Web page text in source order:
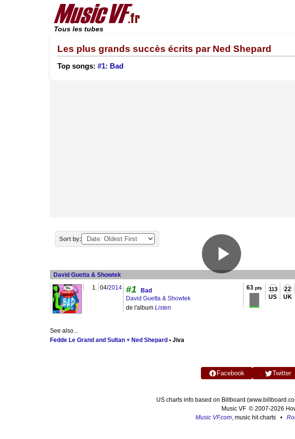
Tous les tubes
Les plus grands succès écrits par Ned Shepard
Top songs: #1: Bad
Sort by:
David Guetta & Showtek
1. 04/2014 #1
Bad
David Guetta & Showtek
de l'album Listen
63 pts
113
US
22
UK
See also...
Fedde Le Grand and Sultan + Ned Shepard • Jiva
Facebook Twitter
US charts info based on Billboard
Music VF © 2007-2026
Music VF.com, music hit charts •